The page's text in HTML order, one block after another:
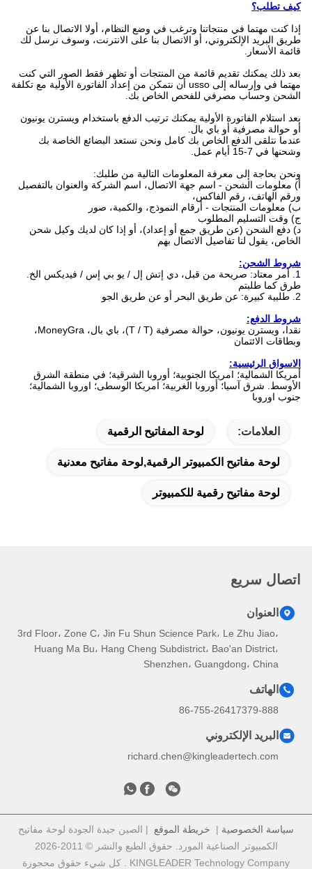
كيف تطلب؟
إذا كنت مهتما في منتجاتنا وترغب في وضع النظام، أولا الاتصال بنا عن
طريق البريد الإلكتروني، أو الاتصال بنا على الانترنت، وسوف نرسل لك
قائمة الأسعار.
بعد ذلك يمكنك تقديم قائمة من المنتجات أو تظهر فقط الصور التي كنت
مهتما في وإرساله إلى usso أن نتمكن من إعداد الفاتورة الأولية مع تكلفة
الشحن وحساب مصرفي للفحص الخاص بك.
بعد استلام الفاتورة الأولية يمكنك ترتيب الدفع باستخدام ويسترن يونيون
أو حوالة مصرفية أو باي بال.
عندما نتلقى الدفع الخاص بك كامل ونحن نستعد البضائع الخاصة بك
وشحنها في 7-15 أيام عمل.
ونحن بحاجة إلى معرفة المعلومات التالية من طلبك:
أ) معلومات الشحن - اسم جهة الاتصال، اسم الشركة والعنوان بالتفصيل
ورقم الهاتف، رقم الفاكس،
ب) معلومات المنتجات - أرقام النموذج، والكمية، صور
ج) وقت التسليم المطلوب
د) دفع الشحن (عن طريق جمع أو إعداد)، أو إذا كان لديك وكيل شحن
الخاص، يقول لنا تفاصيل الاتصال بهم
شروط الشحن:
1. أمر معتاد: صريحة من قبل، دي إتش إل / يو بي إس / فيديكس الخ.
طرق كما طلبتم
2. طلبية كبيرة: عن طريق البحر أو عن طريق الجو
شروط الدفع:
نقدا، ويسترن يونيون، حوالة مصرفية (T / T)، باي بال، MoneyGra،
وبطاقات الائتمان
الاسواق الرئيسية:
أمريكا الشمالية؛ امريكا الجنوبية؛ أوروبا الشرقية؛ في منطقة الشرق
الأوسط.
شرق آسيا؛ أوروبا الغربية؛ امريكا الوسطى؛ اوروبا الشمالية؛
جنوب اوروبا
العلامات: لوحة المفاتيح الرقمية
لوحة مفاتيح الكمبيوتر الرقمية,لوحة مفاتيح معدنية
لوحة مفاتيح رقمية للكمبيوتر
اتصال سريع
العنوان
3rd Floor، Zone C، Jin Fu Shun Science Park، Le Zhu Jiao،
Huang Ma Bu، Hang Cheng Subdistrict، Bao'an District،
Shenzhen، Guangdong، China
الهاتف
86-755-26417379-888
البريد الإلكتروني
richard.chen@kingleadertech.com
سياسة الخصوصية | خريطة الموقع | الصين جيدة الجودة لوحة مفاتيح
الكمبيوتر الصناعية المورد. حقوق الطبع والنشر © 2011-2026
KINGLEADER Technology Company . كل شيء حقوق محجوزة